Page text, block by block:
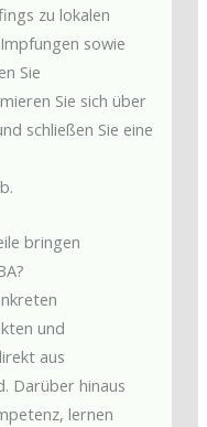
zu lokalen
sowie
Sie
Sie sich über
schließen Sie eine
bringen
und
aus
Darüber hinaus
lernen